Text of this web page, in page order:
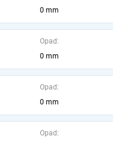
0 mm
Opad:
0 mm
Opad:
0 mm
Opad: